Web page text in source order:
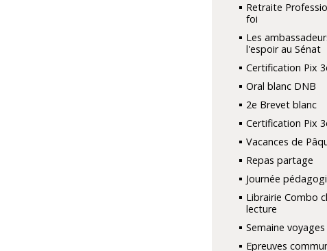
Retraite
foi
Les
l'espoir au Sénat
Certification Pix
Oral blanc DNB
2e Brevet blanc
Certification Pix
Vacances de
Repas partage
Journée
Librairie Combo
lecture
Semaine
Epreuves